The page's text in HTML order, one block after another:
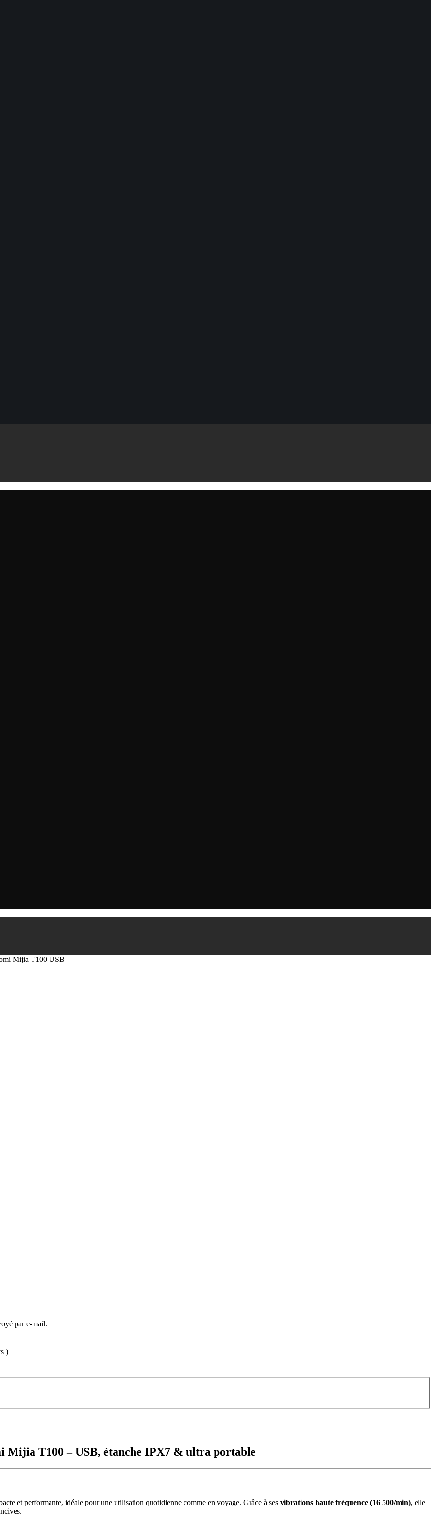
Mijia T100 USB
par e-mail.
)
Mijia T100 – USB, étanche IPX7 & ultra portable
et performante, idéale pour une utilisation quotidienne comme en voyage. Grâce à ses vibrations haute fréquence (16 500/min), elle